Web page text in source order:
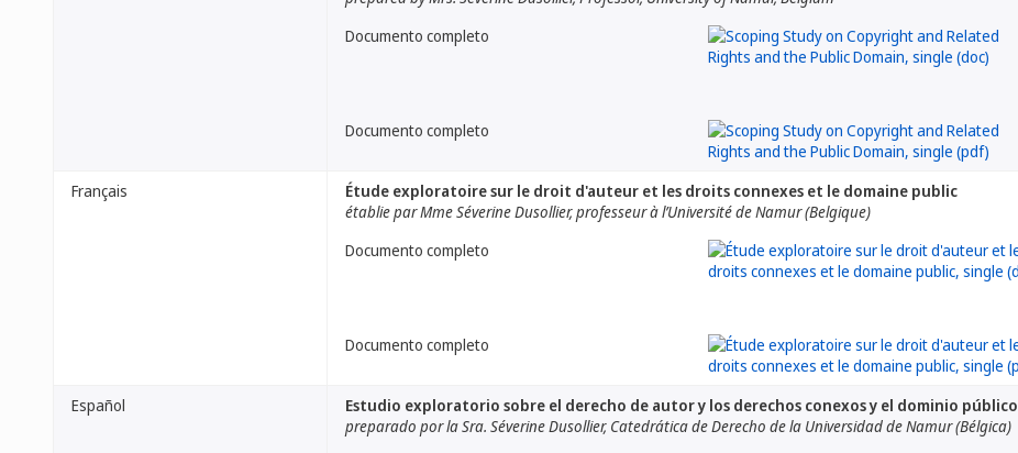
Documento completo
Documento completo
Français
Étude exploratoire sur le droit d'auteur et les droits connexes et le domaine public
établie par Mme Séverine Dusollier, professeur à l’Université de Namur (Belgique)
Documento completo
Documento completo
Español
Estudio exploratorio sobre el derecho de autor y los derechos conexos y el dominio público
preparado por la Sra. Séverine Dusollier, Catedrática de Derecho de la Universidad de Namur (Bélgica)